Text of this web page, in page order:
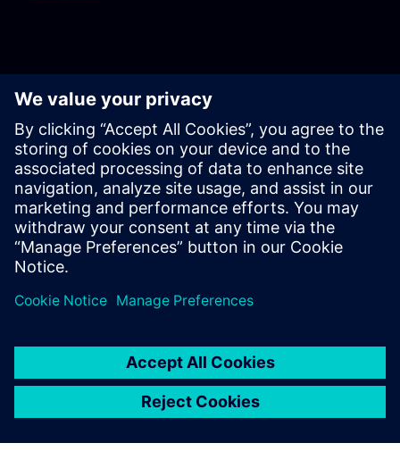
Lábjegyzetek
2025. szeptember 30-i állapot szerint
Folyamatos tevékenységek